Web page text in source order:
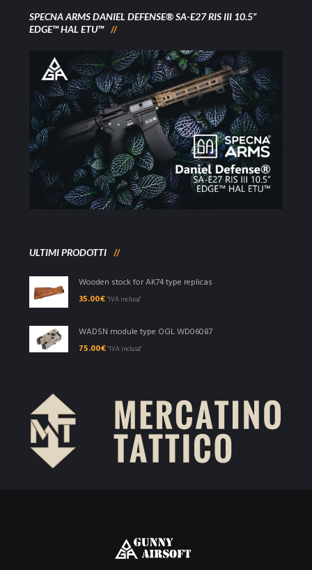
SPECNA ARMS DANIEL DEFENSE® SA-E27 RIS III 10.5”
EDGE™ HAL ETU™
ULTIMI PRODOTTI
Wooden stock for AK74 type replicas
35.00€ "IVA inclusa"
WADSN module type OGL WD06087
75.00€ "IVA inclusa"